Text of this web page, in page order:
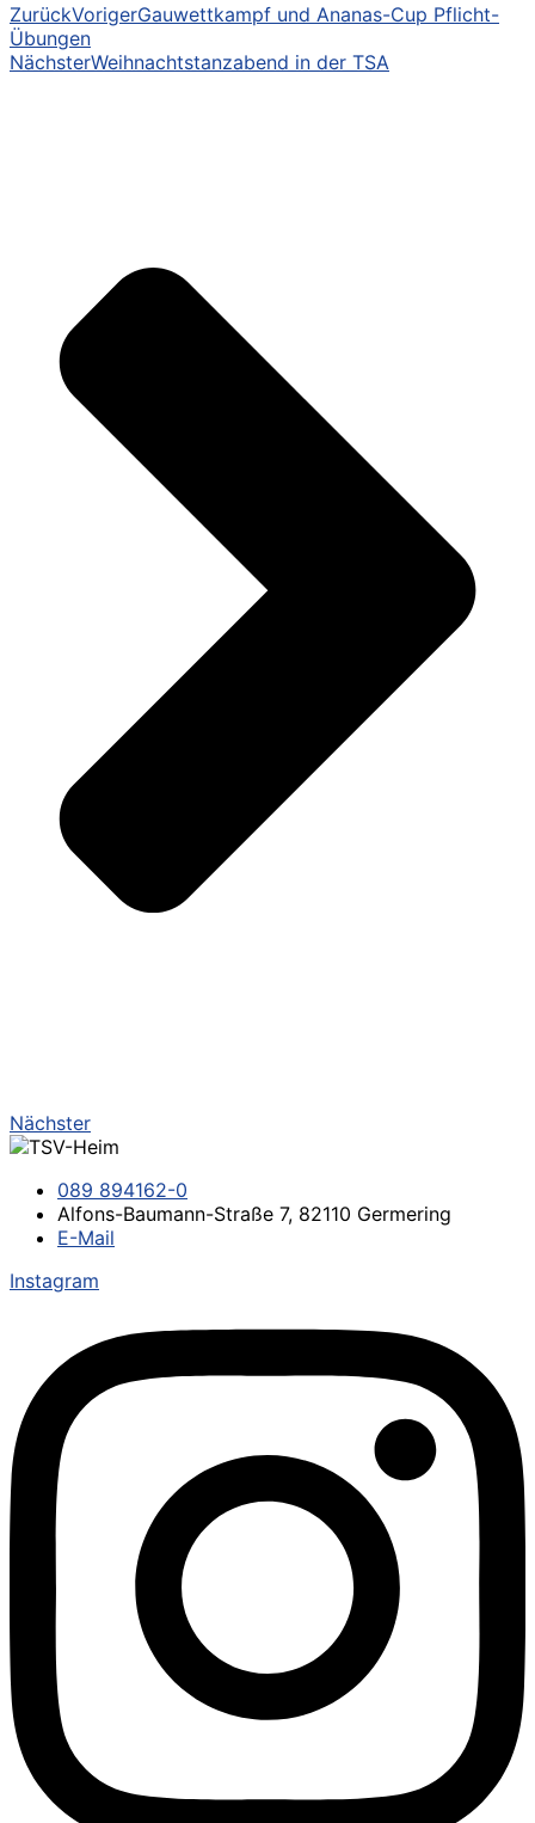
ZurückVorigerGauwettkampf und Ananas-Cup Pflicht-
Übungen
NächsterWeihnachtstanzabend in der TSA
Nächster
089 894162-0
Alfons-Baumann-Straße 7, 82110 Germering
E-Mail
Instagram